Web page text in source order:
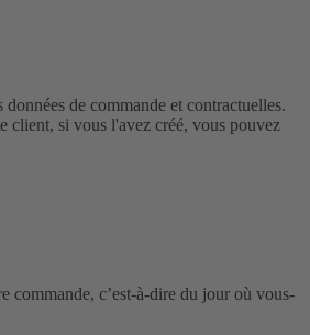
de commande et contractuelles.
client, si vous l'avez créé, vous pouvez
commande, c’est-à-dire du jour où vous-